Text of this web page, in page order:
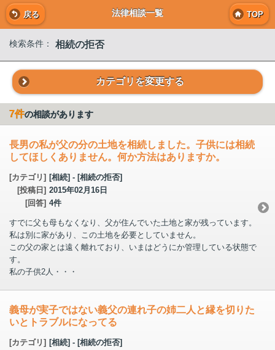
戻る 法律相談一覧 TOP
検索条件： 相続の拒否
カテゴリを変更する
7件の相談があります
長男の私が父の分の土地を相続しました。子供には相続
してほしくありません。何か方法はありますか。
[カテゴリ] [相続] - [相続の拒否]
[投稿日] 2015年02月16日
[回答] 4件
すでに父も母もなくなり、父が住んでいた土地と家が残っています。
私は別に家があり、この土地を必要としていません。
この父の家とは遠く離れており、いまはどうにか管理している状態で
す。
私の子供2人・・・
義母が実子ではない義父の連れ子の姉二人と縁を切りた
いとトラブルになってる
[カテゴリ] [相続] - [相続の拒否]